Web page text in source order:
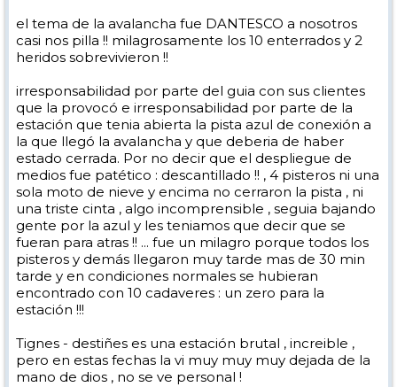
el tema de la avalancha fue DANTESCO a nosotros
casi nos pilla !! milagrosamente los 10 enterrados y 2
heridos sobrevivieron !!
irresponsabilidad por parte del guia con sus clientes
que la provocó e irresponsabilidad por parte de la
estación que tenia abierta la pista azul de conexión a
la que llegó la avalancha y que deberia de haber
estado cerrada. Por no decir que el despliegue de
medios fue patético : descantillado !! , 4 pisteros ni una
sola moto de nieve y encima no cerraron la pista , ni
una triste cinta , algo incomprensible , seguia bajando
gente por la azul y les teniamos que decir que se
fueran para atras !! ... fue un milagro porque todos los
pisteros y demás llegaron muy tarde mas de 30 min
tarde y en condiciones normales se hubieran
encontrado con 10 cadaveres : un zero para la
estación !!!
Tignes - destiñes es una estación brutal , increible ,
pero en estas fechas la vi muy muy muy dejada de la
mano de dios , no se ve personal !